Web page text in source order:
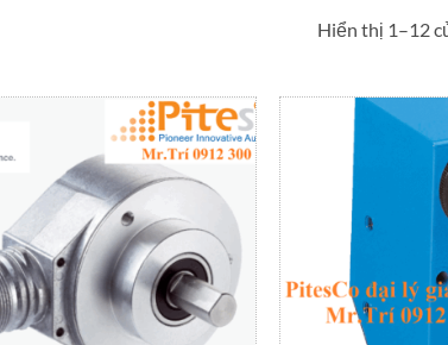
Hiển thị 1–12